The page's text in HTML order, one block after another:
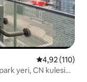
5 üzerinden
4,92 (110)
yeri, CN kulesi